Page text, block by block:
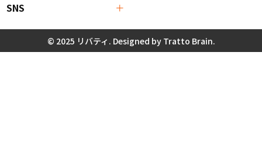
SNS
© 2025 リバティ. Designed by Tratto Brain.